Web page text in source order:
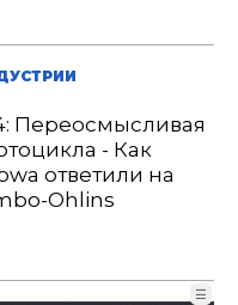
Переосмысливая
- Как
ответили на
Ohlins
☰